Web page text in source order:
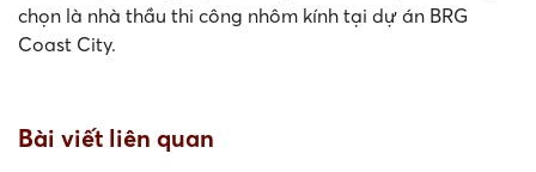
chọn là nhà thầu thi công nhôm kính tại dự án BRG
Coast City.
Bài viết liên quan